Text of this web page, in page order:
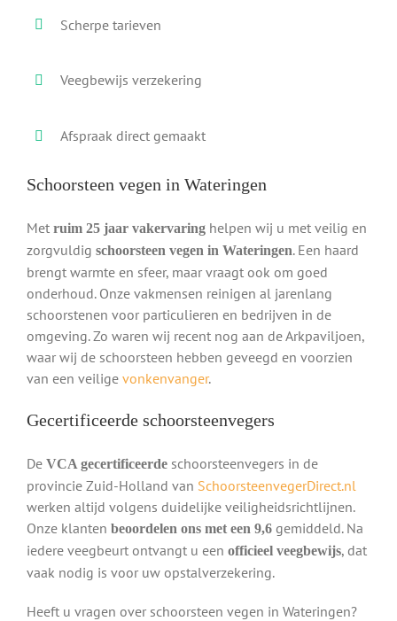
Scherpe tarieven
Veegbewijs verzekering
Afspraak direct gemaakt
Schoorsteen vegen in Wateringen
Met ruim 25 jaar vakervaringhelpen wij u met veilig en
zorgvuldig schoorsteen vegen in Wateringen. Een haard
brengt warmte en sfeer, maar vraagt ook om goed
onderhoud. Onze vakmensen reinigen al jarenlang
schoorstenen voor particulieren en bedrijven in de
omgeving. Zo waren wij recent nog aan de Arkpaviljoen,
waar wij de schoorsteen hebben geveegd en voorzien
van een veilige vonkenvanger.
Gecertificeerde schoorsteenvegers
De VCA gecertificeerdeschoorsteenvegers in de
provincie Zuid-Holland van SchoorsteenvegerDirect.nl
werken altijd volgens duidelijke veiligheidsrichtlijnen.
Onze klanten beoordelen ons met een 9,6gemiddeld. Na
iedere veegbeurt ontvangt u een officieel veegbewijs, dat
vaak nodig is voor uw opstalverzekering.
Heeft u vragen over schoorsteen vegen in Wateringen?